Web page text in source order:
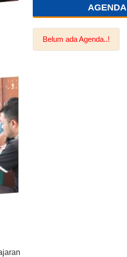
AGENDA
Belum ada Agenda..!